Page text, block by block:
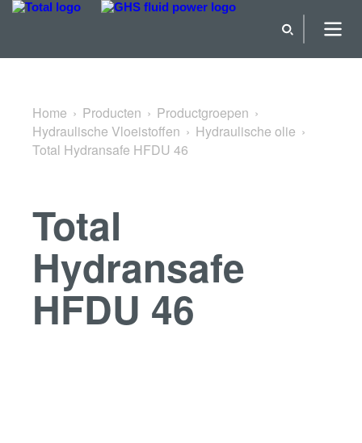
Terug naar Hydraulische olie
Home Producten
Productgroepen
Hydraulische Vloeistoffen
Hydraulische olie
Total Hydransafe HFDU 46
Total
Hydransafe
HFDU 46